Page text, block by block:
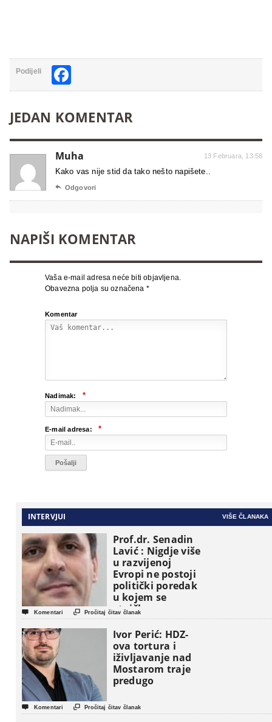
Podijeli
JEDAN KOMENTAR
Muha 13 Februara, 13:58
Kako vas nije stid da tako nešto napišete..
 Odgovori
NAPIŠI KOMENTAR
Vaša e-mail adresa neće biti objavljena.
Obavezna polja su označena *
Komentar
Nadimak: *
E-mail adresa: *
INTERVJUI VIŠE ČLANAKA
Prof.dr. Senadin
Lavić : Nigdje više
u razvijenoj
Evropi ne postoji
politički poredak
u kojem se
etničke grupe
pojavljuju kao
osnovne
političke jedinice
 Komentari  Pročitaj čitav članak
Ivor Perić: HDZ-
ova tortura i
iživljavanje nad
Mostarom traje
predugo
 Komentari  Pročitaj čitav članak